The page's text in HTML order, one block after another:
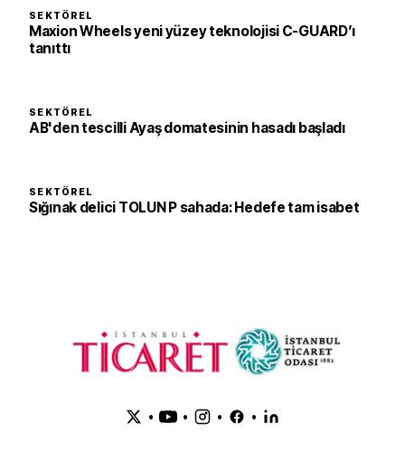
SEKTÖREL
Maxion Wheels yeni yüzey teknolojisi C-GUARD’ı
tanıttı
SEKTÖREL
AB'den tescilli Ayaş domatesinin hasadı başladı
SEKTÖREL
Sığınak delici TOLUN P sahada: Hedefe tam isabet
• • • •